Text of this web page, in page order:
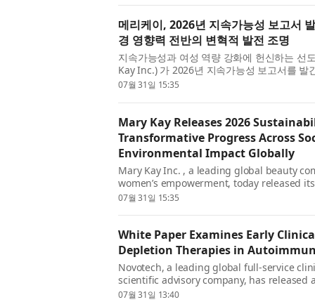
메리케이, 2026년 지속가능성 보고서
경 영향력 전반의 변혁적 발전 조명
지속가능성과 여성 역량 강화에 헌신하는 선
Kay Inc.) 가 2026년 지속가능성 보고서를
진전 상황을 요약하고, 2025년 및 최근 성과
07월 31일 15:35
Mary Kay Releases 2026
Transformative Progress Across
Environmental Impact Globally
Mary Kay Inc. , a leading global beauty
women’s empowerment, today released
progress toward its 2030 goals and
07월 31일 15:35
White Paper Examines Early
Depletion Therapies in
Novotech, a leading global full-service
scientific advisory company, has released
Autoimmune Disease: Considerations for
07월 31일 13:40